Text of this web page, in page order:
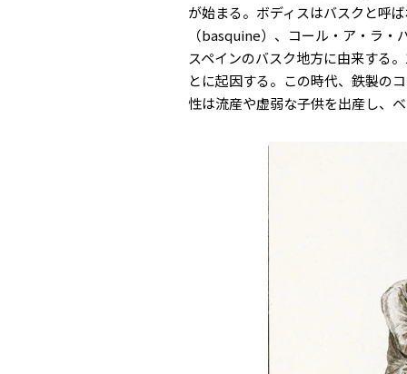
が始まる。ボディスはバスクと呼
（basquine）、コール・ア・ラ
スペインのバスク地方に由来する
とに起因する。この時代、鉄製の
性は流産や虚弱な子供を出産し、